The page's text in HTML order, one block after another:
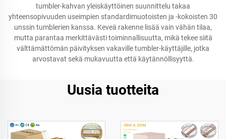
tumbler-kahvan yleiskäyttöinen suunnittelu takaa
yhteensopivuuden useimpien standardimuotoisten ja -kokoisten 30
unssin tumblerien kanssa. Keveä rakenne lisää vain vähän tilaa,
mutta parantaa merkittävästi toiminnallisuutta, mikä tekee siitä
välttämättömän päivityksen vakaville tumbler-käyttäjille, jotka
arvostavat sekä mukavuutta että käytännöllisyyttä.
Uusia tuotteita